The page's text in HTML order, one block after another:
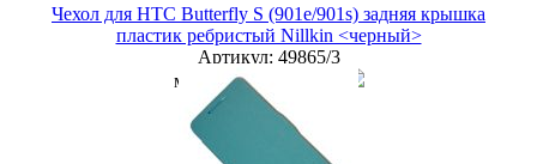
Чехол для HTC Butterfly S (901e/901s) задняя крышка
пластик ребристый Nillkin <черный>
Артикул: 49865/3
мелкий опт
опт
75 руб.
65 руб.
Новая цена
68 руб.